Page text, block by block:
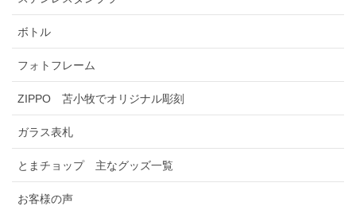
ボトル
フォトフレーム
ZIPPO 苫小牧でオリジナル彫刻
ガラス表札
とまチョップ 主なグッズ一覧
お客様の声